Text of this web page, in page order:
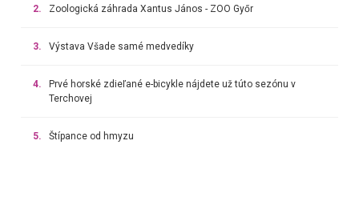
2. Zoologická záhrada Xantus János - ZOO Győr
3. Výstava Všade samé medvedíky
4.
Prvé horské zdieľané e-bicykle nájdete už túto sezónu v
Terchovej
5. Štípance od hmyzu